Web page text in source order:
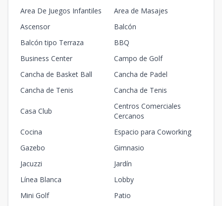
Area De Juegos Infantiles
Area de Masajes
Ascensor
Balcón
Balcón tipo Terraza
BBQ
Business Center
Campo de Golf
Cancha de Basket Ball
Cancha de Padel
Cancha de Tenis
Cancha de Tenis
Casa Club
Centros Comerciales
Cercanos
Cocina
Espacio para Coworking
Gazebo
Gimnasio
Jacuzzi
Jardín
Línea Blanca
Lobby
Mini Golf
Patio